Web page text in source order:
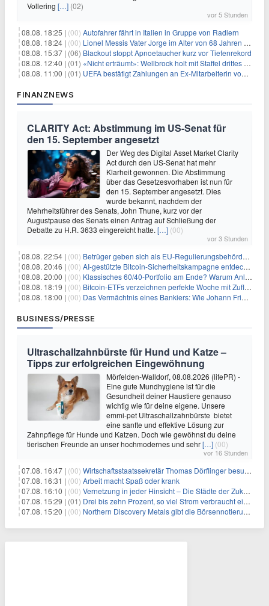
Vollering […] (02)
vor 5 Stunden
08.08. 18:25 | (00) Autofahrer fährt in Italien in Gruppe von Radlern
08.08. 18:24 | (00) Lionel Messis Vater Jorge im Alter von 68 Jahren gestorben
08.08. 15:37 | (06) Blackout stoppt Apnoetaucher kurz vor Tiefenrekord
08.08. 12:40 | (01) «Nicht erträumt»: Wellbrock holt mit Staffel drittes EM-Gold
08.08. 11:00 | (01) UEFA bestätigt Zahlungen an Ex-Mitarbeiterin von Infantino
FINANZNEWS
CLARITY Act: Abstimmung im US-Senat für
den 15. September angesetzt
Der Weg des Digital Asset Market Clarity
Act durch den US-Senat hat mehr
Klarheit gewonnen. Die Abstimmung
über das Gesetzesvorhaben ist nun für
den 15. September angesetzt. Dies
wurde bekannt, nachdem der
Mehrheitsführer des Senats, John Thune, kurz vor der
Augustpause des Senats einen Antrag auf Schließung der
Debatte zu H.R. 3633 eingereicht hatte. […] (00)
vor 3 Stunden
08.08. 22:54 | (00) Betrüger geben sich als EU-Regulierungsbehörden aus, um Krypto-Nutzer nach MiCA-Deadline ins Visier zu nehmen
08.08. 20:46 | (00) AI-gestützte Bitcoin-Sicherheitskampagne entdeckt fast 5.000 Softwareprobleme in 390 Projekten
08.08. 20:00 | (00) Klassisches 60/40-Portfolio am Ende? Warum Anleger jetzt radikal umdenken müssen
08.08. 18:19 | (00) Bitcoin-ETFs verzeichnen perfekte Woche mit Zuflüssen auf 3-Monats-Hoch
08.08. 18:00 | (00) Das Vermächtnis eines Bankiers: Wie Johann Friedrich Städel sein Imperium unsterblich machte
BUSINESS/PRESSE
Ultraschallzahnbürste für Hund und Katze –
Tipps zur erfolgreichen Eingewöhnung
Mörfelden-Walldorf, 08.08.2026 (lifePR) -
Eine gute Mundhygiene ist für die
Gesundheit deiner Haustiere genauso
wichtig wie für deine eigene. Unsere
emmi-pet Ultraschallzahnbürste bietet
eine sanfte und effektive Lösung zur
Zahnpflege für Hunde und Katzen. Doch wie gewöhnst du deine
tierischen Freunde an unser hochmodernes und sehr[…] (00)
vor 16 Stunden
07.08. 16:47 | (00) Wirtschaftsstaatssekretär Thomas Dörflinger besucht Handwerksbetrieb im Kammerbezirk Freiburg
07.08. 16:31 | (00) Arbeit macht Spaß oder krank
07.08. 16:10 | (00) Vernetzung in jeder Hinsicht – Die Städte der Zukunft sind grün-blau
07.08. 15:29 | (01) Drei bis zehn Prozent, so viel Strom verbraucht ein Aufzug im Gebäude
07.08. 15:20 | (00) Northern Discovery Metals gibt die Börsennotierung an der Frankfurter Wertpapierbörse bekannt